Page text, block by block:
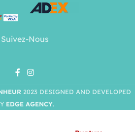
Suivez-Nous
2023 DESIGNED AND DEVELOPED
EDGE AGENCY.